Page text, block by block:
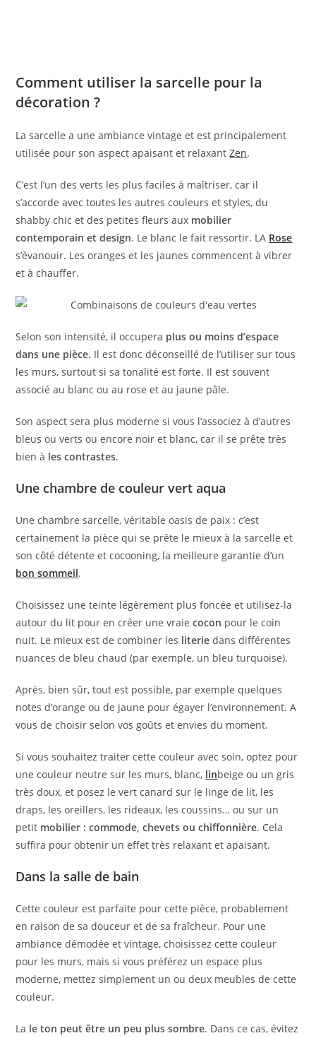
Comment utiliser la sarcelle pour la
décoration ?
La sarcelle a une ambiance vintage et est principalement
utilisée pour son aspect apaisant et relaxantZen.
C’est l’un des verts les plus faciles à maîtriser, car il
s’accorde avec toutes les autres couleurs et styles, du
shabby chic et des petites fleurs aux mobilier
contemporain et design. Le blanc le fait ressortir. LA Rose
s’évanouir. Les oranges et les jaunes commencent à vibrer
et à chauffer.
Selon son intensité, il occupera plus ou moins d’espace
dans une pièce. Il est donc déconseillé de l’utiliser sur tous
les murs, surtout si sa tonalité est forte. Il est souvent
associé au blanc ou au rose et au jaune pâle.
Son aspect sera plus moderne si vous l’associez à d’autres
bleus ou verts ou encore noir et blanc, car il se prête très
bien à les contrastes.
Une chambre de couleur vert aqua
Une chambre sarcelle, véritable oasis de paix : c’est
certainement la pièce qui se prête le mieux à la sarcelle et
son côté détente et cocooning, la meilleure garantie d’un
bon sommeil.
Choisissez une teinte légèrement plus foncée et utilisez-la
autour du lit pour en créer une vraiecocon pour le coin
nuit. Le mieux est de combiner les literie dans différentes
nuances de bleu chaud (par exemple, un bleu turquoise).
Après, bien sûr, tout est possible, par exemple quelques
notes d’orange ou de jaune pour égayer l’environnement. A
vous de choisir selon vos goûts et envies du moment.
Si vous souhaitez traiter cette couleur avec soin, optez pour
une couleur neutre sur les murs, blanc, linbeige ou un gris
très doux, et posez le vert canard sur le linge de lit, les
draps, les oreillers, les rideaux, les coussins… ou sur un
petit mobilier : commode, chevets ou chiffonnière. Cela
suffira pour obtenir un effet très relaxant et apaisant.
Dans la salle de bain
Cette couleur est parfaite pour cette pièce, probablement
en raison de sa douceur et de sa fraîcheur. Pour une
ambiance démodée et vintage, choisissez cette couleur
pour les murs, mais si vous préférez un espace plus
moderne, mettez simplement un ou deux meubles de cette
couleur.
La le ton peut être un peu plus sombre. Dans ce cas, évitez